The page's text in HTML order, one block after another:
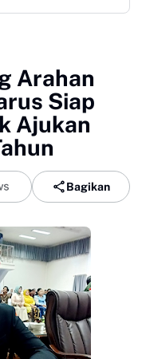
Arahan
Siap
Ajukan
Bagikan